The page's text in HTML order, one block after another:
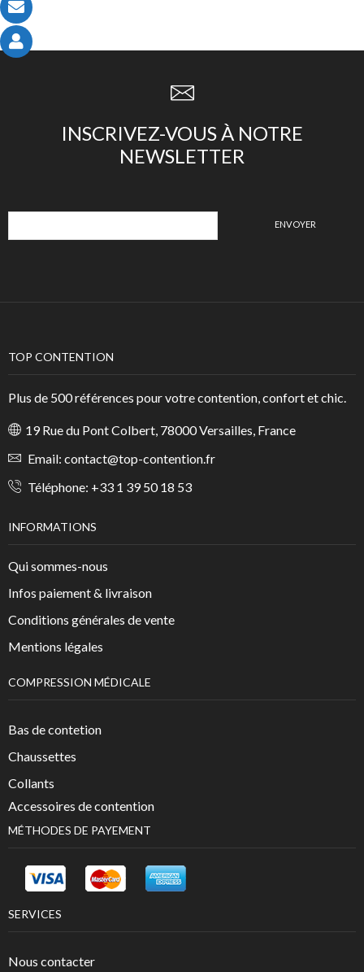
INSCRIVEZ-VOUS À NOTRE
NEWSLETTER
TOP CONTENTION
Plus de 500 références pour votre contention, confort et chic.
19 Rue du Pont Colbert, 78000 Versailles, France
Email: contact@top-contention.fr
Téléphone: +33 1 39 50 18 53
INFORMATIONS
Qui sommes-nous
Infos paiement & livraison
Conditions générales de vente
Mentions légales
COMPRESSION MÉDICALE
Bas de contetion
Chaussettes
Collants
Accessoires de contention
MÉTHODES DE PAYEMENT
SERVICES
Nous contacter